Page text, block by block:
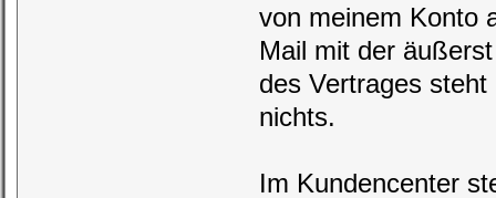
von meinem Konto
Mail mit der
des Vertrages
nichts.
Im Kundencenter